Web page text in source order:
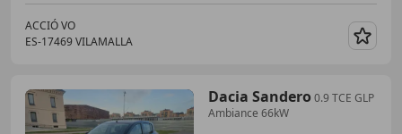
ACCIÓ VO
ES-17469 VILAMALLA
Dacia Sandero 0.9 TCE GLP
Ambiance 66kW